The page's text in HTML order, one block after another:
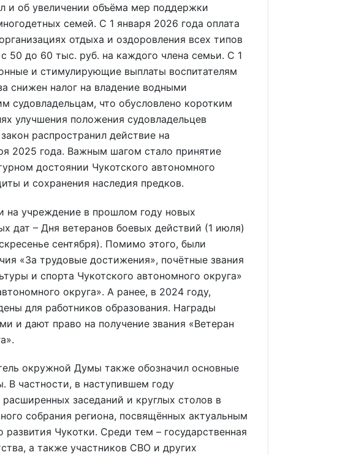
и об увеличении объёма мер поддержки
семей. С 1 января 2026 года оплата
отдыха и оздоровления всех типов
50 до 60 тыс. руб. на каждого члена семьи. С 1
и стимулирующие выплаты воспитателям
снижен налог на владение водными
судовладельцам, что обусловлено коротким
улучшения положения судовладельцев
распространил действие на
2025 года. Важным шагом стало принятие
достоянии Чукотского автономного
и сохранения наследия предков.
на учреждение в прошлом году новых
дат – Дня ветеранов боевых действий (1 июля)
сентября). Помимо этого, были
«За трудовые достижения», почётные звания
и спорта Чукотского автономного округа»
округа». А ранее, в 2024 году,
для работников образования. Награды
и дают право на получение звания «Ветеран
окружной Думы также обозначил основные
В частности, в наступившем году
заседаний и круглых столов в
собрания региона, посвящённых актуальным
Чукотки. Среди тем – государственная
а также участников СВО и других